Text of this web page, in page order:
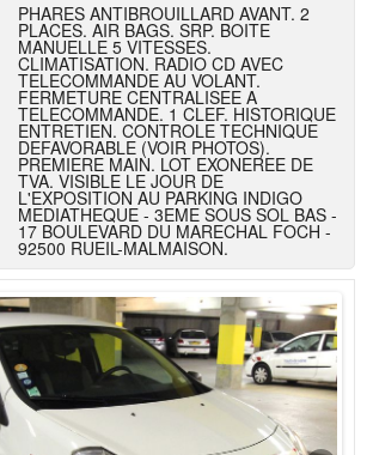
PHARES ANTIBROUILLARD AVANT. 2
PLACES. AIR BAGS. SRP. BOITE
MANUELLE 5 VITESSES.
CLIMATISATION. RADIO CD AVEC
TELECOMMANDE AU VOLANT.
FERMETURE CENTRALISEE A
TELECOMMANDE. 1 CLEF. HISTORIQUE
ENTRETIEN. CONTROLE TECHNIQUE
DEFAVORABLE (VOIR PHOTOS).
PREMIERE MAIN. LOT EXONEREE DE
TVA. VISIBLE LE JOUR DE
L'EXPOSITION AU PARKING INDIGO
MEDIATHEQUE - 3EME SOUS SOL BAS -
17 BOULEVARD DU MARECHAL FOCH -
92500 RUEIL-MALMAISON.